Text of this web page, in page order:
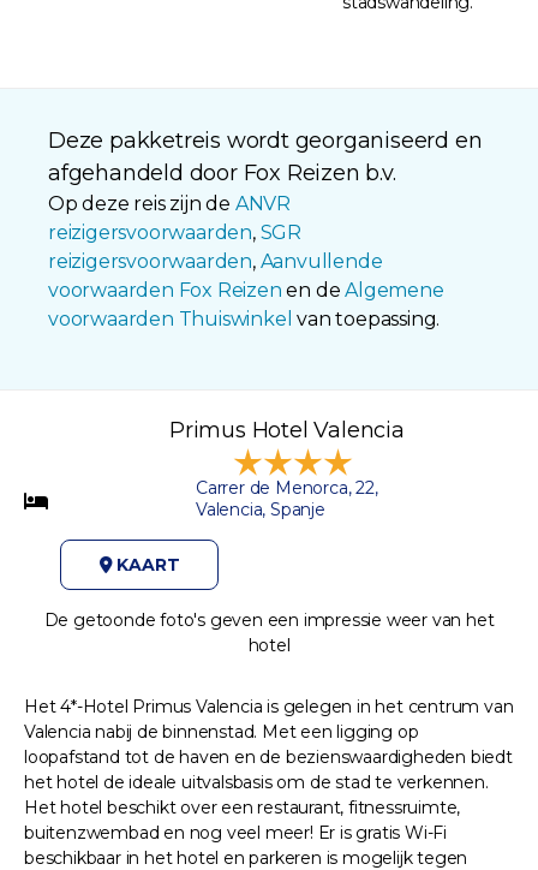
Deze pakketreis wordt georganiseerd en
afgehandeld door Fox Reizen b.v.
Op deze reis zijn de ANVR
reizigersvoorwaarden, SGR
reizigersvoorwaarden, Aanvullende
voorwaarden Fox Reizen en deAlgemene
voorwaarden Thuiswinkel van toepassing.
Primus Hotel Valencia
Carrer de Menorca, 22,
Valencia, Spanje
KAART
De getoonde foto's geven een impressie weer van het
hotel
Het 4*-Hotel Primus Valencia is gelegen in het centrum van
Valencia nabij de binnenstad. Met een ligging op
loopafstand tot de haven en de bezienswaardigheden biedt
het hotel de ideale uitvalsbasis om de stad te verkennen.
Het hotel beschikt over een restaurant, fitnessruimte,
buitenzwembad en nog veel meer! Er is gratis Wi-Fi
beschikbaar in het hotel en parkeren is mogelijk tegen